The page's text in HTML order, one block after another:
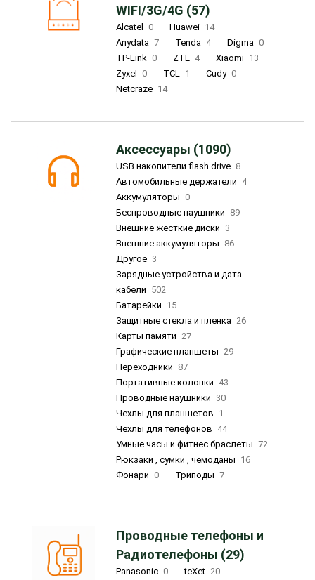
WIFI/3G/4G (57)
Alcatel 0 Huawei 14
Anydata 7 Tenda 4 Digma 0
TP-Link 0 ZTE 4 Xiaomi 13
Zyxel
0 TCL 1 Cudy 0
Netcraze 14
Аксессуары (1090)
USB накопители flash drive 8
Автомобильные держатели 4
Аккумуляторы 0
Беспроводные наушники 89
Внешние жесткие диски 3
Внешние аккумуляторы 86
Другое 3
Зарядные устройства и дата
кабели 502
Батарейки 15
Защитные стекла и пленка 26
Карты памяти 27
Графические планшеты 29
Переходники 87
Портативные колонки 43
Проводные наушники 30
Чехлы для планшетов 1
Чехлы для телефонов 44
Умные часы и фитнес браслеты 72
Рюкзаки , сумки , чемоданы 16
Фонари 0 Триподы 7
Проводные телефоны и
Радиотелефоны (29)
Panasonic 0 teXet 20